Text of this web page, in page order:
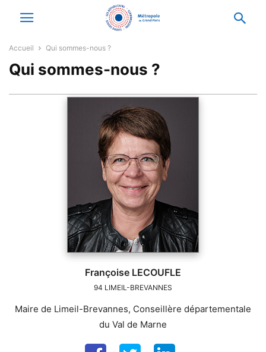
Accueil Qui sommes-nous ?
Qui sommes-nous ?
Françoise LECOUFLE
94 LIMEIL-BREVANNES
Maire de Limeil-Brevannes, Conseillère départementale
du Val de Marne